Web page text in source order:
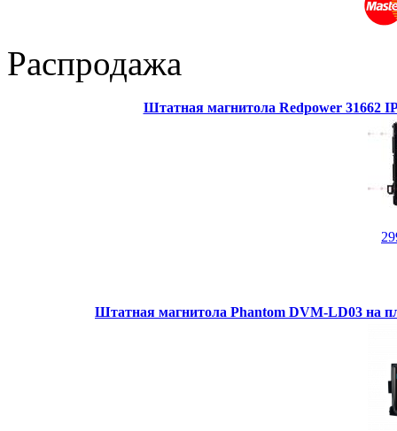
Распродажа
Штатная магнитола Redpower 31662
Штатная магнитола Phantom DVM-LD03 на